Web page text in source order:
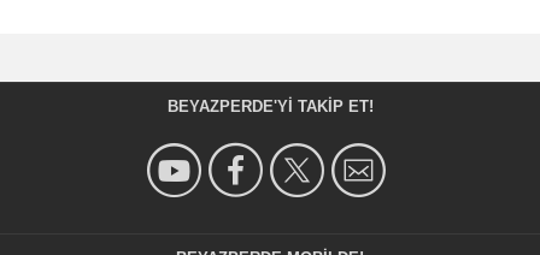
BEYAZPERDE'YI TAKIP ET!